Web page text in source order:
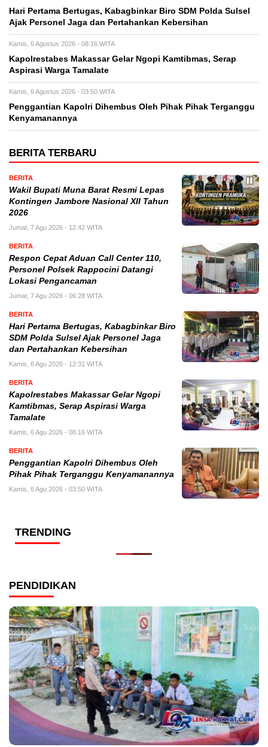
Hari Pertama Bertugas, Kabagbinkar Biro SDM Polda Sulsel
Ajak Personel Jaga dan Pertahankan Kebersihan
Kamis, 6 Agustus 2026 - 08:16 WITA
Kapolrestabes Makassar Gelar Ngopi Kamtibmas, Serap
Aspirasi Warga Tamalate
Kamis, 6 Agustus 2026 - 03:50 WITA
Penggantian Kapolri Dihembus Oleh Pihak Pihak Terganggu
Kenyamanannya
BERITA TERBARU
BERITA
Wakil Bupati Muna Barat Resmi Lepas
Kontingen Jambore Nasional XII Tahun
2026
Jumat, 7 Agu 2026 - 12:42 WITA
BERITA
Respon Cepat Aduan Call Center 110,
Personel Polsek Rappocini Datangi
Lokasi Pengancaman
Jumat, 7 Agu 2026 - 06:28 WITA
BERITA
Hari Pertama Bertugas, Kabagbinkar Biro
SDM Polda Sulsel Ajak Personel Jaga
dan Pertahankan Kebersihan
Kamis, 6 Agu 2026 - 12:31 WITA
BERITA
Kapolrestabes Makassar Gelar Ngopi
Kamtibmas, Serap Aspirasi Warga
Tamalate
Kamis, 6 Agu 2026 - 08:16 WITA
BERITA
Penggantian Kapolri Dihembus Oleh
Pihak Pihak Terganggu Kenyamanannya
Kamis, 6 Agu 2026 - 03:50 WITA
TRENDING
PENDIDIKAN